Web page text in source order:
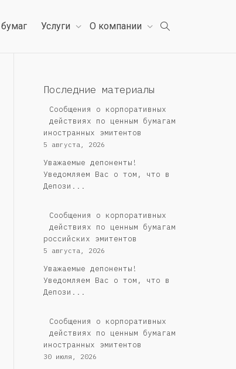
Услуги О компании
Последние материалы
Сообщения о корпоративных
действиях по ценным бумагам
иностранных эмитентов
5 августа, 2026
Уважаемые депоненты!
Уведомляем Вас о том, что в
Депози...
Cообщения о корпоративных
действиях по ценным бумагам
российских эмитентов
5 августа, 2026
Уважаемые депоненты!
Уведомляем Вас о том, что в
Депози...
Сообщения о корпоративных
действиях по ценным бумагам
иностранных эмитентов
30 июля, 2026